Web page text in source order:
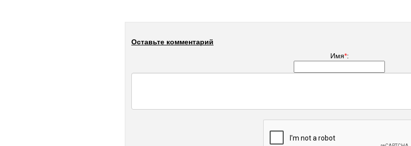
Оставьте комментарий
Имя*: